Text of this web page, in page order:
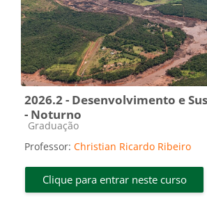
2026.2 - Desenvolvimento e
- Noturno
Categoria do curso
Graduação
Professor: Christian Ricardo Ribeiro
Clique para entrar neste curso